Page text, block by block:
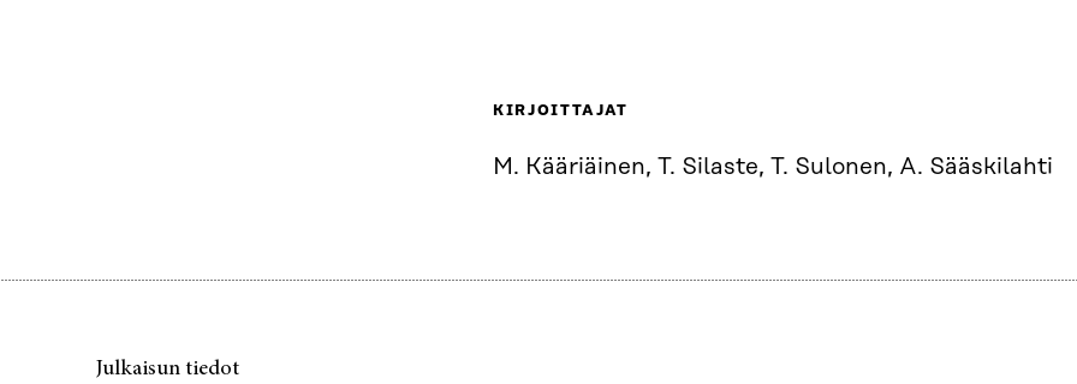
KIRJOITTAJAT
M. Kääriäinen, T. Silaste, T. Sulonen, A. Sääskilahti
Julkaisun tiedot